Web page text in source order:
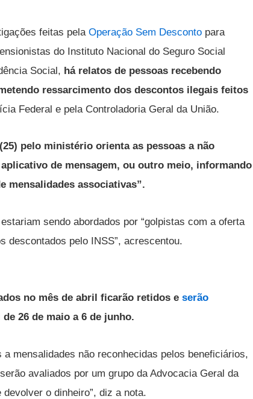
feitas pela Operação Sem Desconto para
do Instituto Nacional do Seguro Social
Social, há relatos de pessoas recebendo
ressarcimento dos descontos ilegais feitos
Federal e pela Controladoria Geral da União.
pelo ministério orienta as pessoas a não
de mensagem, ou outro meio, informando
mensalidades associativas”.
sendo abordados por “golpistas com a oferta
descontados pelo INSS”, acrescentou.
no mês de abril ficarão retidos e serão
26 de maio a 6 de junho.
mensalidades não reconhecidas pelos beneficiários,
avaliados por um grupo da Advocacia Geral da
o dinheiro”, diz a nota.